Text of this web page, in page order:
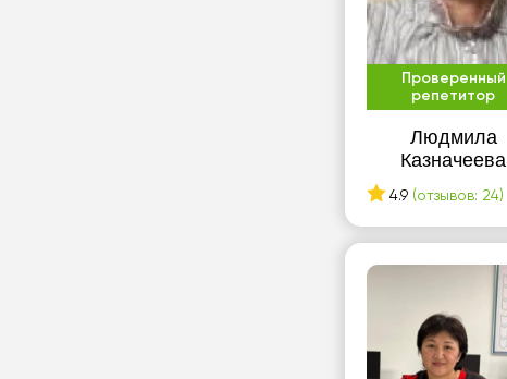
Проверенный
репетитор
Людмила
Казначеева
4.9 (отзывов: 24)